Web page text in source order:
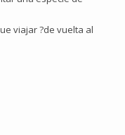
viajar ?de vuelta al